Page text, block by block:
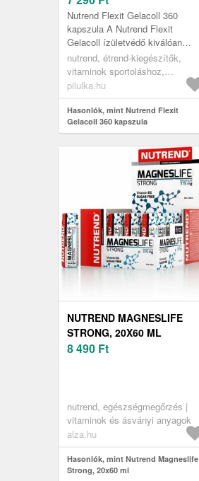
Nutrend Flexit Gelacoll 360
kapszula A Nutrend Flexit
Gelacoll ízületvédő kiválóan
alkalmas az ízületi problémák
kezelésére és az ízületek,
porcok ...
nutrend, étrend-kiegészítők,
vitaminok sportoláshoz,
ízületvédők
pilulka.hu
Hasonlók, mint Nutrend Flexit
Gelacoll 360 kapszula
NUTREND MAGNESLIFE
STRONG, 20X60 ML
8 490 Ft
nutrend, egészségmegőrzés |
vitaminok és ásványi anyagok
alza.hu
Hasonlók, mint Nutrend Magneslife
Strong, 20x60 ml